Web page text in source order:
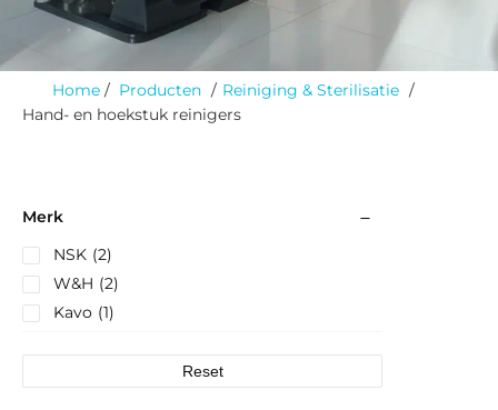
Home Producten
Reiniging & Sterilisatie
Hand- en hoekstuk reinigers
Merk
NSK (2)
W&H (2)
Kavo (1)
Reset